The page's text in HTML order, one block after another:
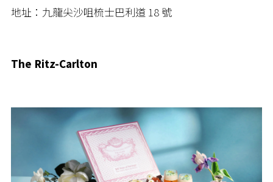
地址：九龍尖沙咀梳士巴利道 18 號
The Ritz-Carlton